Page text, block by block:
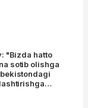
"Bizda hatto
sotib olishga